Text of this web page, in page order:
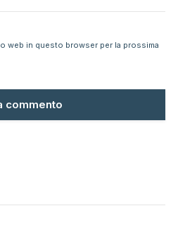
web in questo browser per la prossima